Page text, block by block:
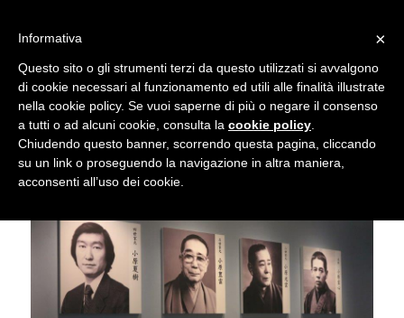
120mo Anniversario Scuola Ohara
accetta l'uso dei cookies previsto nella pagina dedicata.
Fai clic per abilitare/disabilitare il tracciamento di
Google Analytics.
OK Privacy e cookie policy
×
Informativa
Questo sito o gli strumenti terzi da questo utilizzati si avvalgono
di cookie necessari al funzionamento ed utili alle finalità illustrate
nella cookie policy. Se vuoi saperne di più o negare il consenso
a tutti o ad alcuni cookie, consulta la cookie policy
Chiudendo questo banner, scorrendo questa pagina, cliccando
su un link o proseguendo la navigazione in altra maniera,
acconsenti all’uso dei cookie.